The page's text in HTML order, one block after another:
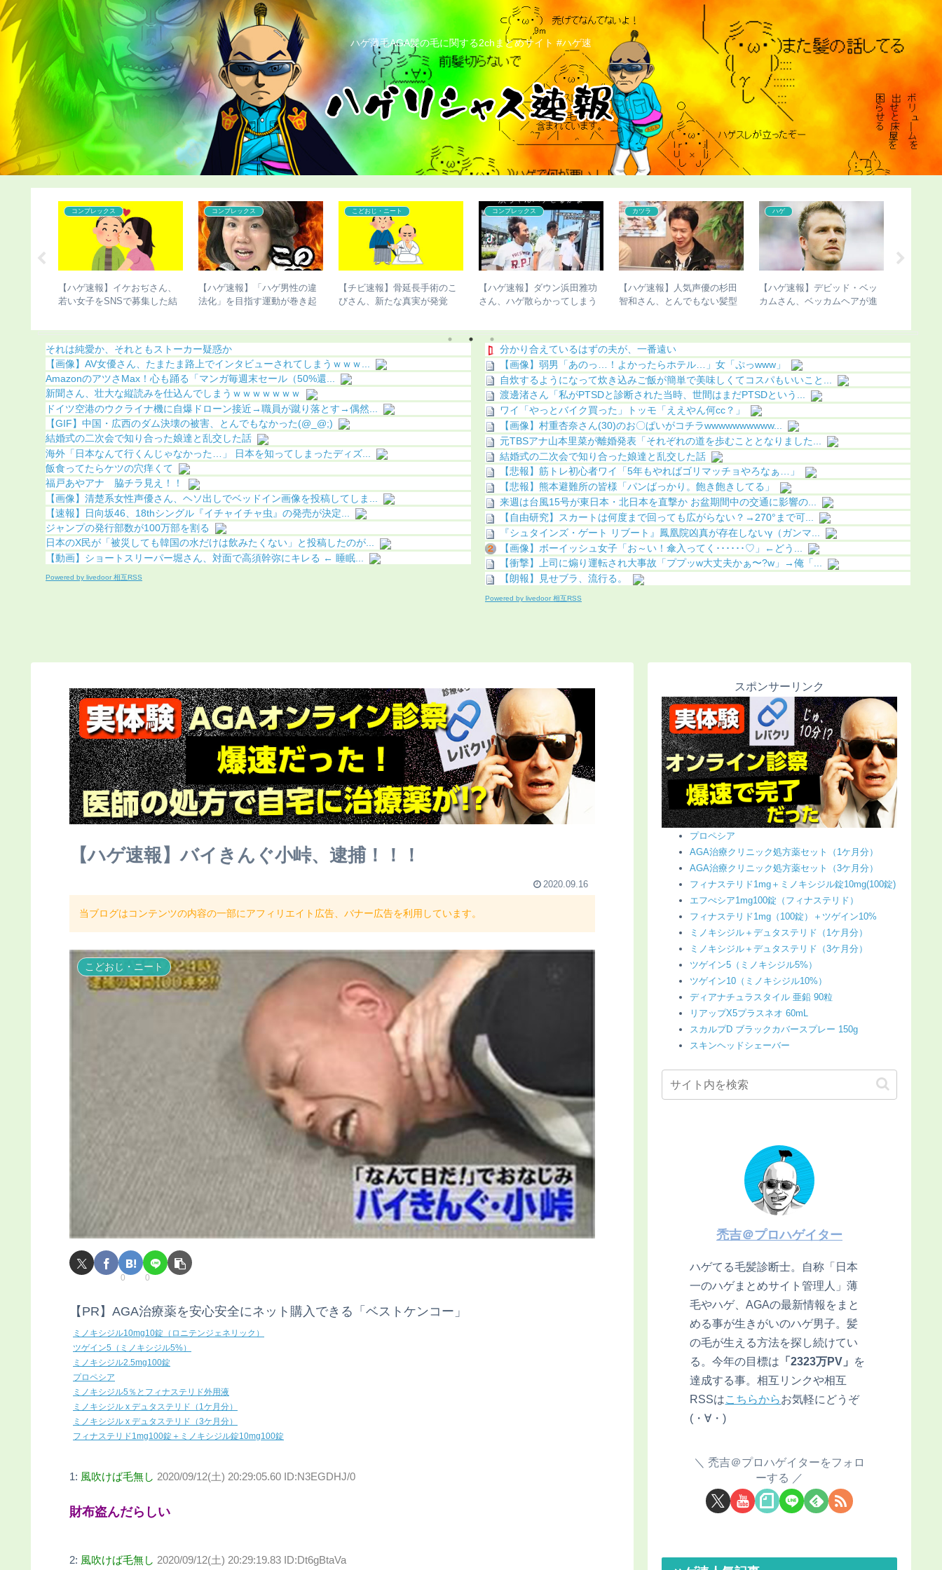
ハゲ薄毛AGA髪の毛に関する2chまとめサイト #ハゲ速
コンプレックス
【ハゲ速報】イケおぢさん、
若い女子をSNSで募集した結
コンプレックス
【ハゲ速報】「ハゲ男性の違
法化」を目指す運動が巻き起
こどおじ・ニート
【チビ速報】骨延長手術のこ
びさん、新たな真実が発覚
コンプレックス
【ハゲ速報】ダウン浜田雅功
さん、ハゲ散らかってしまう
カツラ
【ハゲ速報】人気声優の杉田
智和さん、とんでもない髪型
ハゲ
【ハゲ速報】デビッド・ベッ
カムさん、ベッカムヘアが進
それは純愛か、それともストーカー疑惑か
【画像】AV女優さん、たまたま路上でインタビューされてしまうｗｗｗ...
AmazonのアツさMax！心も踊る「マンガ毎週末セール（50%還...
新聞さん、壮大な縦読みを仕込んでしまうｗｗｗｗｗｗｗ
ドイツ空港のウクライナ機に自爆ドローン接近→職員が蹴り落とす→偶然...
【GIF】中国・広西のダム決壊の被害、とんでもなかった(@_@;)
結婚式の二次会で知り合った娘達と乱交した話
海外「日本なんて行くんじゃなかった…」 日本を知ってしまったディズ...
飯食ってたらケツの穴痒くて
福戸あやアナ 脇チラ見え！！
【画像】清楚系女性声優さん、ヘソ出しでベッドイン画像を投稿してしま...
【速報】日向坂46、18thシングル『イチャイチャ虫』の発売が決定...
ジャンプの発行部数が100万部を割る
日本のX民が「被災しても韓国の水だけは飲みたくない」と投稿したのが...
【動画】ショートスリーパー堀さん、対面で高須幹弥にキレる ← 睡眠...
Powered by livedoor 相互RSS
分かり合えているはずの夫が、一番遠い
【画像】弱男「あのっ…！よかったらホテル…」女「ぷっwww」
自炊するようになって炊き込みご飯が簡単で美味しくてコスパもいいこと...
渡邊渚さん「私がPTSDと診断された当時、世間はまだPTSDという...
ワイ「やっとバイク買った」トッモ「ええやん何cc？」
【画像】村重杏奈さん(30)のお〇ぱいがコチラwwwwwwwwww...
元TBSアナ山本里菜が離婚発表「それぞれの道を歩むこととなりました...
結婚式の二次会で知り合った娘達と乱交した話
【悲報】筋トレ初心者ワイ「5年もやればゴリマッチョやろなぁ…」
【悲報】熊本避難所の皆様「パンばっかり。飽き飽きしてる」
来週は台風15号が東日本・北日本を直撃か お盆期間中の交通に影響の...
【自由研究】スカートは何度まで回っても広がらない？→270°まで可...
『シュタインズ・ゲート リブート』鳳凰院凶真が存在しないγ（ガンマ...
【画像】ボーイッシュ女子「お～い！傘入ってく･･････♡」←どう...
【衝撃】上司に煽り運転され大事故「ププッw大丈夫かぁ〜?w」→俺「...
【朗報】見せブラ、流行る。
Powered by livedoor 相互RSS
【ハゲ速報】バイきんぐ小峠、逮捕！！！
2020.09.16
当ブログはコンテンツの内容の一部にアフィリエイト広告、バナー広告を利用しています。
こどおじ・ニート
0 0
【PR】AGA治療薬を安心安全にネット購入できる「ベストケンコー」
ミノキシジル10mg10錠（ロニテンジェネリック）
ツゲイン5（ミノキシジル5%）
ミノキシジル2.5mg100錠
プロペシア
ミノキシジル5％とフィナステリド外用液
ミノキシジル x デュタステリド（1ケ月分）
ミノキシジル x デュタステリド（3ケ月分）
フィナステリド1mg100錠＋ミノキシジル錠10mg100錠
1: 風吹けば毛無し 2020/09/12(土) 20:29:05.60 ID:N3EGDHJ/0
財布盗んだらしい
2: 風吹けば毛無し 2020/09/12(土) 20:29:19.83 ID:Dt6gBtaVa
スポンサーリンク
プロペシア
AGA治療クリニック処方薬セット（1ケ月分）
AGA治療クリニック処方薬セット（3ケ月分）
フィナステリド1mg＋ミノキシジル錠10mg(100錠)
エフぺシア1mg100錠（フィナステリド）
フィナステリド1mg（100錠）＋ツゲイン10%
ミノキシジル＋デュタステリド（1ケ月分）
ミノキシジル＋デュタステリド（3ケ月分）
ツゲイン5（ミノキシジル5%）
ツゲイン10（ミノキシジル10%）
ディアナチュラスタイル 亜鉛 90粒
リアップX5プラスネオ 60mL
スカルプD ブラックカバースプレー 150g
スキンヘッドシェーバー
禿吉＠プロハゲイター
ハゲてる毛髪診断士。自称「日本
一のハゲまとめサイト管理人」薄
毛やハゲ、AGAの最新情報をまと
める事が生きがいのハゲ男子。髪
の毛が生える方法を探し続けてい
る。今年の目標は 「2323万PV」 を
達成する事。相互リンクや相互
RSSはこちらからお気軽にどうぞ
(・∀・)
禿吉＠プロハゲイターをフォロ
ーする